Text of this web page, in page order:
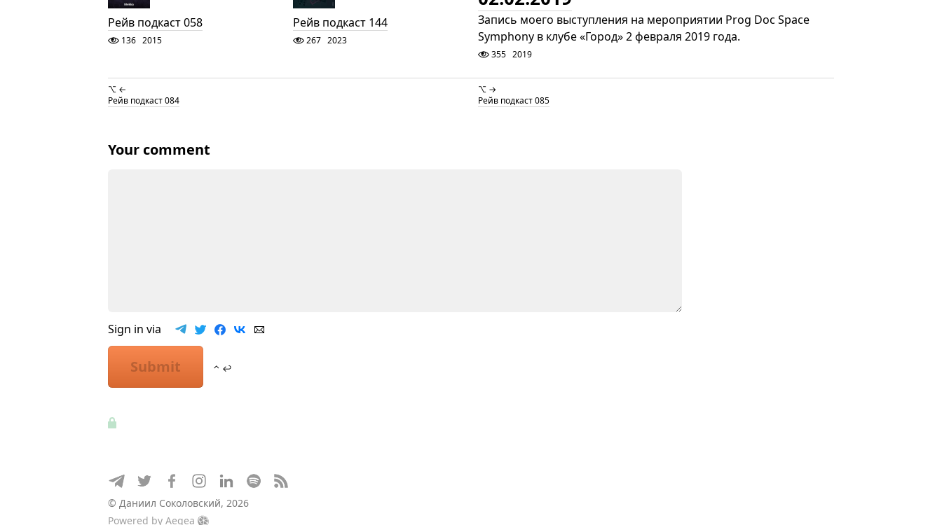
Запись моего выступления на мероприятии Prog Doc Space
Symphony в клубе «Город» 2 февраля 2019 года.
355 2019
Рейв подкаст 058
136 2015
Рейв подкаст 144
267 2023
⌥ ←
Рейв подкаст 084
⌥ →
Рейв подкаст 085
Your comment
Sign in via
Submit ⌃ ↩
© Даниил Соколовский, 2026
Powered by Aegea